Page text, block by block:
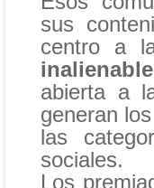
sus
centro a
abierta a
generan
las
sociales.
Los